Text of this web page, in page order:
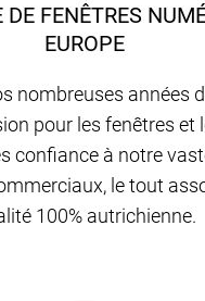
FENÊTRES
EUROPE
nombreuses années
pour les fenêtres et
confiance à notre
le tout
100% autrichienne.